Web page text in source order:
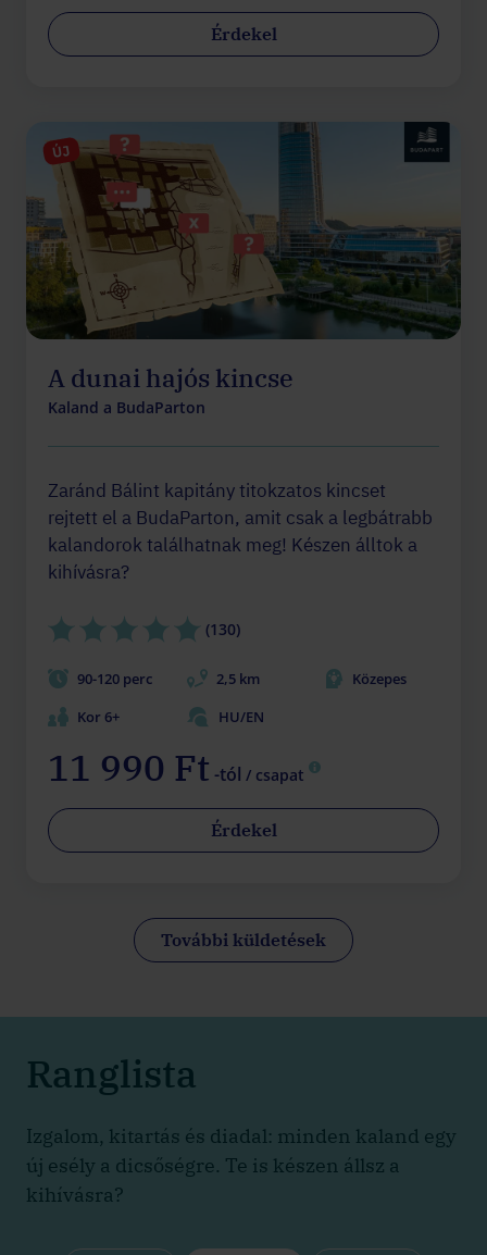
Érdekel
ÚJ
A dunai hajós kincse
Kaland a BudaParton
Zaránd Bálint kapitány titokzatos kincset
rejtett el a BudaParton, amit csak a legbátrabb
kalandorok találhatnak meg! Készen álltok a
kihívásra?
(130)
90-120 perc 2,5 km
Közepes
Kor 6+
HU/EN
11 990 Ft -tól / csapat
Érdekel
További küldetések
Ranglista
Izgalom, kitartás és diadal: minden kaland egy
új esély a dicsőségre. Te is készen állsz a
kihívásra?